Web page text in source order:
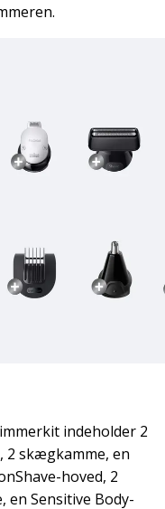
indeholder 2
2 skægkamme, en
hoved, 2
Sensitive Body-